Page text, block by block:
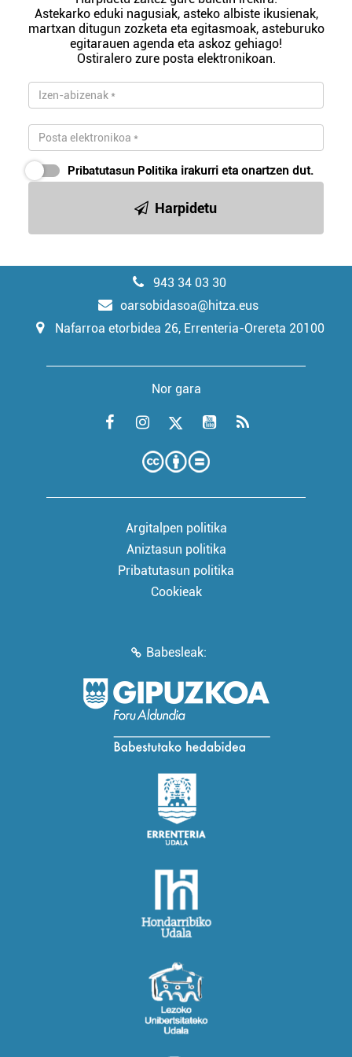
Astekarko eduki nagusiak, asteko albiste ikusienak,
martxan ditugun zozketa eta egitasmoak, asteburuko
egitarauen agenda eta askoz gehiago!
Ostiralero zure posta elektronikoan.
Pribatutasun Politika irakurri eta onartzen dut.
Harpidetu
943 34 03 30
oarsobidasoa@hitza.eus
Nafarroa etorbidea 26, Errenteria-Orereta 20100
Nor gara
Argitalpen politika
Aniztasun politika
Pribatutasun politika
Cookieak
Babesleak: